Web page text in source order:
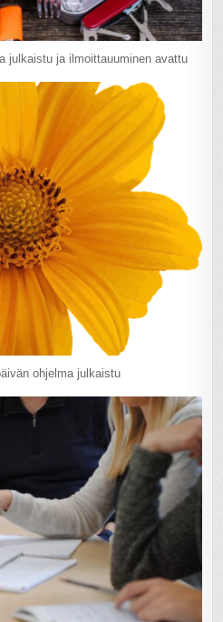
julkaistu ja ilmoittauuminen avattu
ohjelma julkaistu